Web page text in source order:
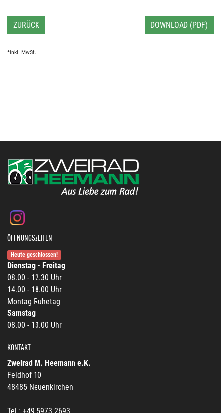
ZURÜCK DOWNLOAD (PDF)
*inkl. MwSt.
ÖFFNUNGSZEITEN
Heute geschlossen!
Dienstag - Freitag
08.00 - 12.30 Uhr
14.00 - 18.00 Uhr
Montag Ruhetag
Samstag
08.00 - 13.00 Uhr
KONTAKT
Zweirad M. Heemann e.K.
Feldhof 10
48485 Neuenkirchen
Tel.: +49 5973 2693